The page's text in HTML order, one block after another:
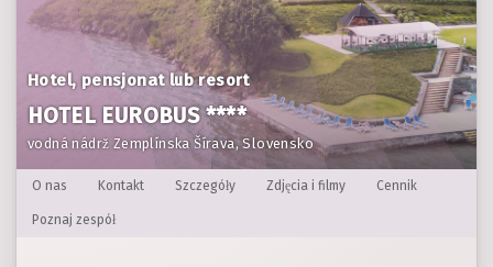
Hotel, pensjonat lub resort
HOTEL EUROBUS ****
vodná nádrž Zemplínska Šírava, Slovensko
O nas Kontakt Szczegóły Zdjęcia i filmy Cennik
Poznaj zespół